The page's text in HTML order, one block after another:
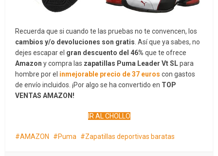
Recuerda que si cuando te las pruebas no te convencen, los
cambios y/o devoluciones son gratis . Así que ya sabes, no
dejes escapar el gran descuento del 46% que te ofrece
Amazon y compra las zapatillas Puma Leader Vt SLpara
hombre por el inmejorable precio de 37 euros con gastos
de envío incluidos. ¡Por algo se ha convertido en TOP
VENTAS AMAZON!
IR AL CHOLLO
AMAZON Puma Zapatillas deportivas baratas